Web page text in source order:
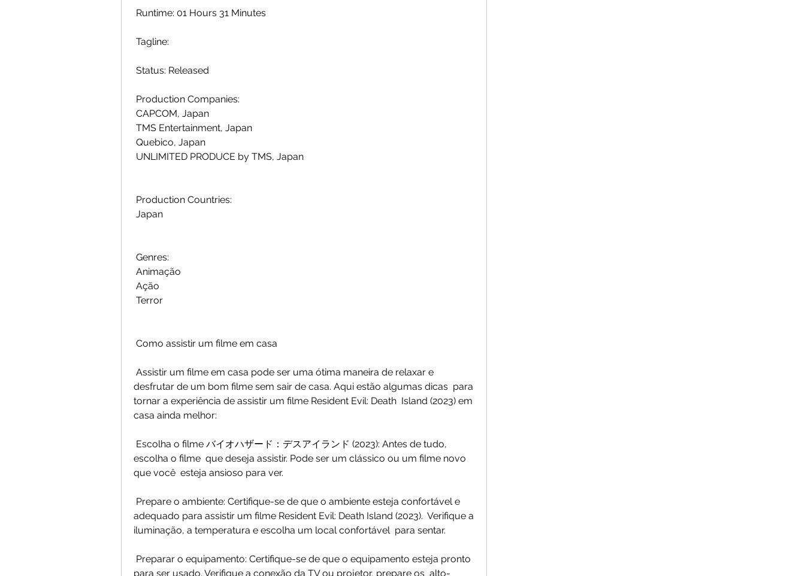
Runtime: 01 Hours 31 Minutes
Tagline:
Status: Released
Production Companies:
CAPCOM, Japan
TMS Entertainment, Japan
Quebico, Japan
UNLIMITED PRODUCE by TMS, Japan
Production Countries:
Japan
Genres:
Animação
Ação
Terror
Como assistir um filme em casa
desfrutar de um bom filme sem sair de casa. Aqui estão algumas dicas  para
tornar a experiência de assistir um filme Resident Evil: Death  Island (2023) em
casa ainda melhor:
escolha o filme  que deseja assistir. Pode ser um clássico ou um filme novo
que você  esteja ansioso para ver.
adequado para assistir um filme Resident Evil: Death Island (2023).  Verifique a
iluminação, a temperatura e escolha um local confortável  para sentar.
para ser usado. Verifique a conexão da TV ou projetor, prepare os  alto-